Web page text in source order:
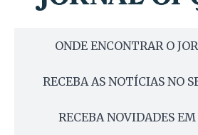
ONDE ENCONTRAR O
RECEBA AS NOTÍCIAS NO
RECEBA NOVIDADES